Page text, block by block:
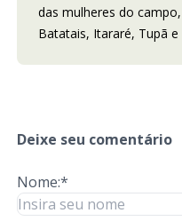
das mulheres do
Batatais, Itararé, Tupã e
Deixe seu comentário
Nome:*